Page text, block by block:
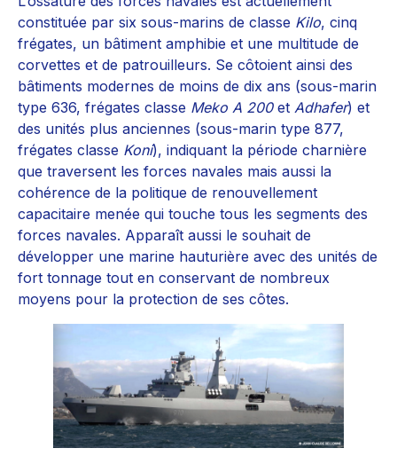
constituée par six sous-marins de classe Kilo, cinq
frégates, un bâtiment amphibie et une multitude de
corvettes et de patrouilleurs. Se côtoient ainsi des
bâtiments modernes de moins de dix ans (sous-marin
type 636, frégates classe Meko A 200et Adhafer) et
des unités plus anciennes (sous-marin type 877,
frégates classe Koni), indiquant la période charnière
que traversent les forces navales mais aussi la
cohérence de la politique de renouvellement
capacitaire menée qui touche tous les segments des
forces navales. Apparaît aussi le souhait de
développer une marine hauturière avec des unités de
fort tonnage tout en conservant de nombreux
moyens pour la protection de ses côtes.